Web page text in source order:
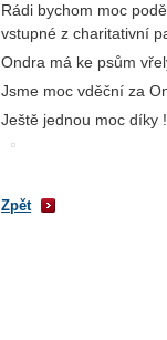
Rádi bychom moc
vstupné z charitativní
Ondra má ke psům
Jsme moc vděční za
Ještě jednou moc díky !
Zpět